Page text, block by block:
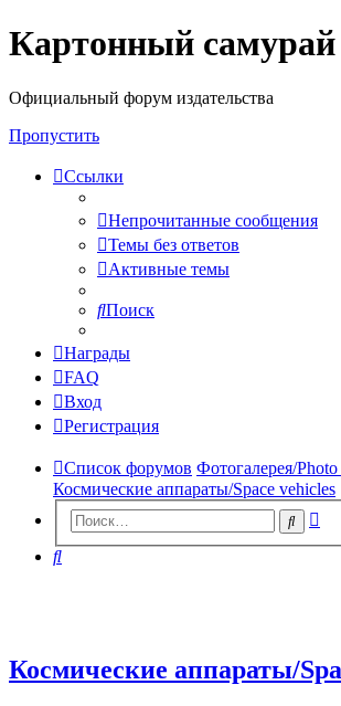
Регистрация
Картонный самурай
Официальный форум издательства
Пропустить
Ссылки
Непрочитанные сообщения
Темы без ответов
Активные темы
Поиск
Награды
FAQ
Вход
Регистрация
Список форумов Фотогалерея/
Космические аппараты/Space vehicles
Поиск
Поиск
Космические аппараты/